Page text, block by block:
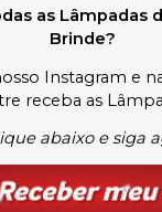
as Lâmpadas
Brinde?
Instagram e
receba as
abaixo e siga